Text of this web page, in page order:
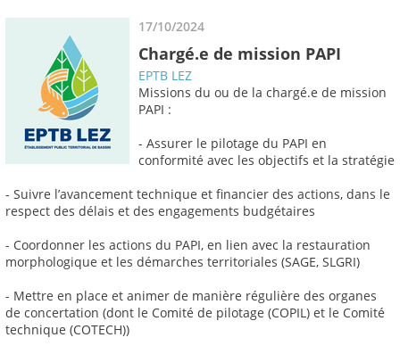
17/10/2024
Chargé.e de mission PAPI
EPTB LEZ
Missions du ou de la chargé.e de mission
PAPI :
- Assurer le pilotage du PAPI en
conformité avec les objectifs et la stratégie
- Suivre l’avancement technique et financier des actions, dans le
respect des délais et des engagements budgétaires
- Coordonner les actions du PAPI, en lien avec la restauration
morphologique et les démarches territoriales (SAGE, SLGRI)
- Mettre en place et animer de manière régulière des organes
de concertation (dont le Comité de pilotage (COPIL) et le Comité
technique (COTECH))